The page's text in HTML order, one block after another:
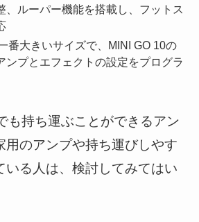
、ルーパー機能を搭載し、フットス
番大きいサイズで、MINI GO 10の
ンプとエフェクトの設定をプログラ
も持ち運ぶことができるアン
用のアンプや持ち運びしやす
いる人は、検討してみてはい